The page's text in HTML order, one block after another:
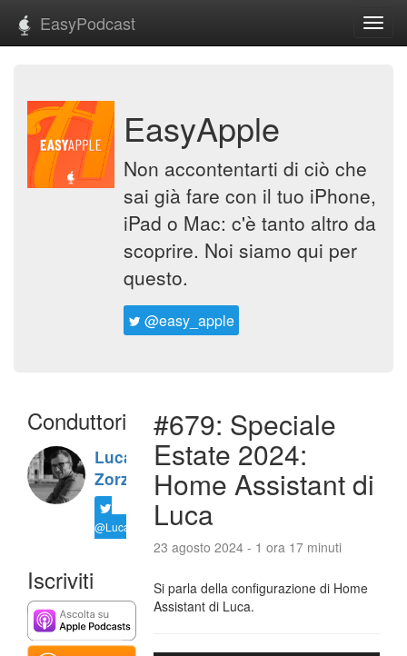
EasyPodcast
EasyApple
Non accontentarti di ciò che
sai già fare con il tuo iPhone,
iPad o Mac: c'è tanto altro da
scoprire. Noi siamo qui per
questo.
@easy_apple
Conduttori
Luca
Zorzi
@LucaTNT
Iscriviti
#679: Speciale
Estate 2024:
Home Assistant di
Luca
23 agosto 2024 - 1 ora 17 minuti
Si parla della configurazione di Home
Assistant di Luca.